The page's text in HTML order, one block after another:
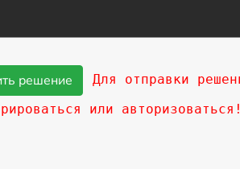
Для отправки
или